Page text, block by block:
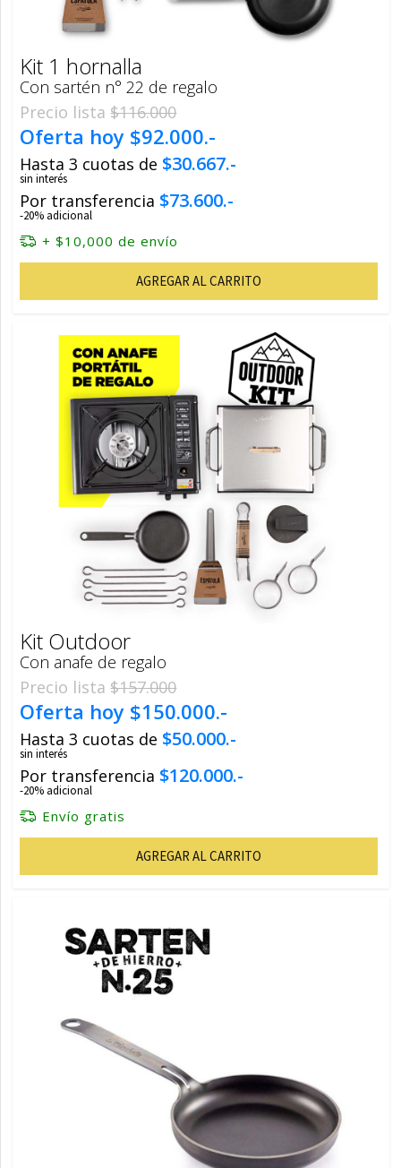
Kit 1 hornalla
Con sartén n° 22 de regalo
Precio lista$116.000
Oferta hoy $92.000.-
Hasta 3 cuotas de $30.667.-
sin interés
Por transferencia $73.600.-
-20% adicional
+ $10,000 de envío
AGREGAR AL CARRITO
Kit Outdoor
Con anafe de regalo
Precio lista$157.000
Oferta hoy $150.000.-
Hasta 3 cuotas de $50.000.-
sin interés
Por transferencia $120.000.-
-20% adicional
Envío gratis
AGREGAR AL CARRITO